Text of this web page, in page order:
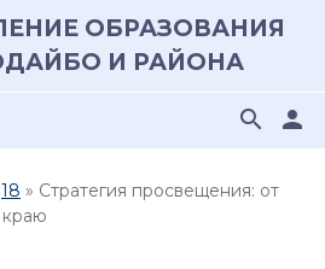
ОБРАЗОВАНИЯ
И РАЙОНА
person
search
18 » Стратегия просвещения: от